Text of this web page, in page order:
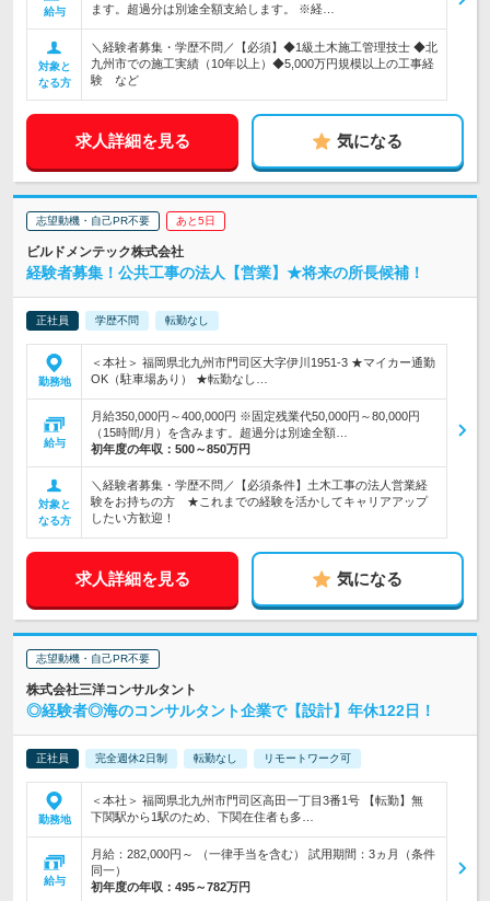
給与
ます。超過分は別途全額支給します。 ※経…
対象と
なる方
＼経験者募集・学歴不問／【必須】◆1級土木施工管理技士 ◆北
九州市での施工実績（10年以上）◆5,000万円規模以上の工事経
験 など
求人詳細を見る 気になる
志望動機・自己PR不要 あと5日
ビルドメンテック株式会社
経験者募集！公共工事の法人【営業】★将来の所長候補！
正社員 学歴不問 転勤なし
勤務地
＜本社＞ 福岡県北九州市門司区大字伊川1951-3 ★マイカー通勤
OK（駐車場あり） ★転勤なし…
給与
月給350,000円～400,000円 ※固定残業代50,000円～80,000円
（15時間/月）を含みます。超過分は別途全額…
初年度の年収： 500～850万円
対象と
なる方
＼経験者募集・学歴不問／【必須条件】土木工事の法人営業経
験をお持ちの方 ★これまでの経験を活かしてキャリアアップ
したい方歓迎！
求人詳細を見る 気になる
志望動機・自己PR不要
株式会社三洋コンサルタント
◎経験者◎海のコンサルタント企業で【設計】年休122日！
正社員 完全週休2日制 転勤なし リモートワーク可
勤務地
＜本社＞ 福岡県北九州市門司区高田一丁目3番1号 【転勤】無
下関駅から1駅のため、下関在住者も多…
給与
月給：282,000円～ （一律手当を含む） 試用期間：3ヵ月（条件
同一）
初年度の年収： 495～782万円